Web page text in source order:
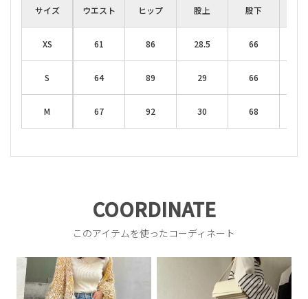
サイズ ウエスト ヒップ 股上 股下
XS 61 86 28.5 66
S 64 89 29 66
M 67 92 30 68
COORDINATE
このアイテムを使ったコーディネート